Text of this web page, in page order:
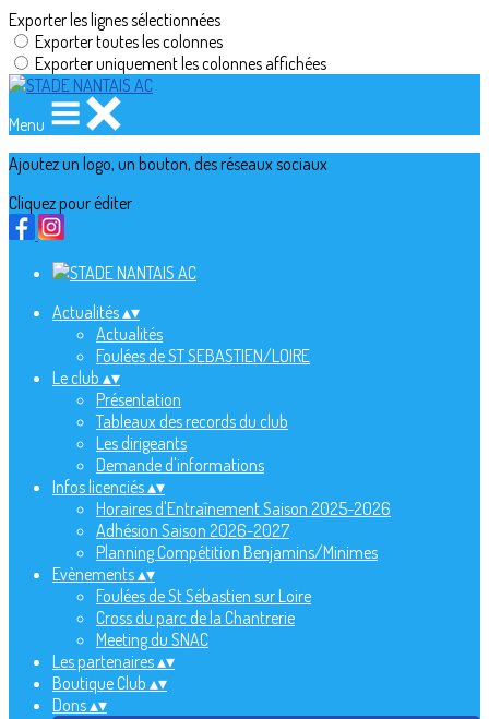
Exporter les lignes sélectionnées
Exporter toutes les colonnes
Exporter uniquement les colonnes affichées
Menu
Ajoutez un logo, un bouton, des réseaux sociaux
Cliquez pour éditer
Actualités▴▾
Actualités
Foulées de ST SEBASTIEN/LOIRE
Le club ▴▾
Présentation
Tableaux des records du club
Les dirigeants
Demande d'informations
Infos licenciés▴▾
Horaires d'Entraînement Saison 2025-2026
Adhésion Saison 2026-2027
Planning Compétition Benjamins/Minimes
Evènements▴▾
Foulées de St Sébastien sur Loire
Cross du parc de la Chantrerie
Meeting du SNAC
Les partenaires▴▾
Boutique Club ▴▾
Dons▴▾